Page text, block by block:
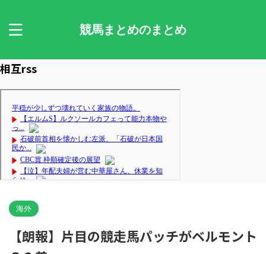
競馬まとめのまとめ
相互rss
海外
【朗報】片目の競走馬パッチがベルモント